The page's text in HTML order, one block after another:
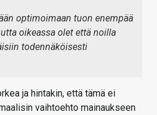
optimoimaan tuon enempää
oikeassa olet että noilla
todennäköisesti
ja hintakin, että tämä ei
vaihtoehto mainaukseen